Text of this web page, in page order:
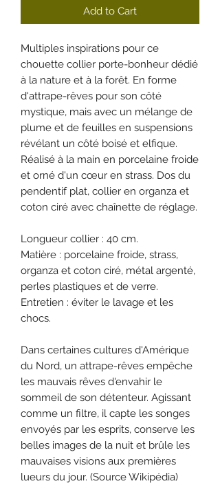
Add to Cart
Multiples inspirations pour ce
chouette collier porte-bonheur dédié
à la nature et à la forêt. En forme
d'attrape-rêves pour son côté
mystique, mais avec un mélange de
plume et de feuilles en suspensions
révélant un côté boisé et elfique.
Réalisé à la main en porcelaine froide
et orné d'un cœur en strass. Dos du
pendentif plat, collier en organza et
coton ciré avec chaînette de réglage.
Longueur collier : 40 cm.
Matière : porcelaine froide, strass,
organza et coton ciré, métal argenté,
perles plastiques et de verre.
Entretien : éviter le lavage et les
chocs.
Dans certaines cultures d'Amérique
du Nord, un attrape-rêves empêche
les mauvais rêves d'envahir le
sommeil de son détenteur. Agissant
comme un filtre, il capte les songes
envoyés par les esprits, conserve les
belles images de la nuit et brûle les
mauvaises visions aux premières
lueurs du jour. (Source Wikipédia)